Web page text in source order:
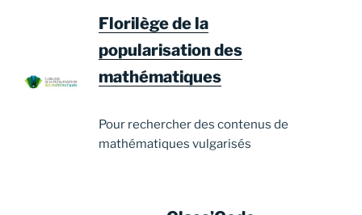
Florilège de la
popularisation des
mathématiques
Pour rechercher des contenus de
mathématiques vulgarisés